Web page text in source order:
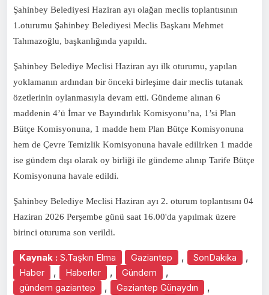
Şahinbey Belediyesi Haziran ayı olağan meclis toplantısının
1.oturumu Şahinbey Belediyesi Meclis Başkanı Mehmet
Tahmazoğlu, başkanlığında yapıldı.
Şahinbey Belediye Meclisi Haziran ayı ilk oturumu, yapılan
yoklamanın ardından bir önceki birleşime dair meclis tutanak
özetlerinin oylanmasıyla devam etti. Gündeme alınan 6
maddenin 4’ü İmar ve Bayındırlık Komisyonu’na, 1’si Plan
Bütçe Komisyonuna, 1 madde hem Plan Bütçe Komisyonuna
hem de Çevre Temizlik Komisyonuna havale edilirken 1 madde
ise gündem dışı olarak oy birliği ile gündeme alınıp Tarife Bütçe
Komisyonuna havale edildi.
Şahinbey Belediye Meclisi Haziran ayı 2. oturum toplantısını 04
Haziran 2026 Perşembe günü saat 16.00'da yapılmak üzere
birinci oturuma son verildi.
Kaynak : S.Taşkın Elma Gaziantep , SonDakika ,
Haber , Haberler , Gündem ,
gündem gaziantep , Gaziantep Günaydın ,